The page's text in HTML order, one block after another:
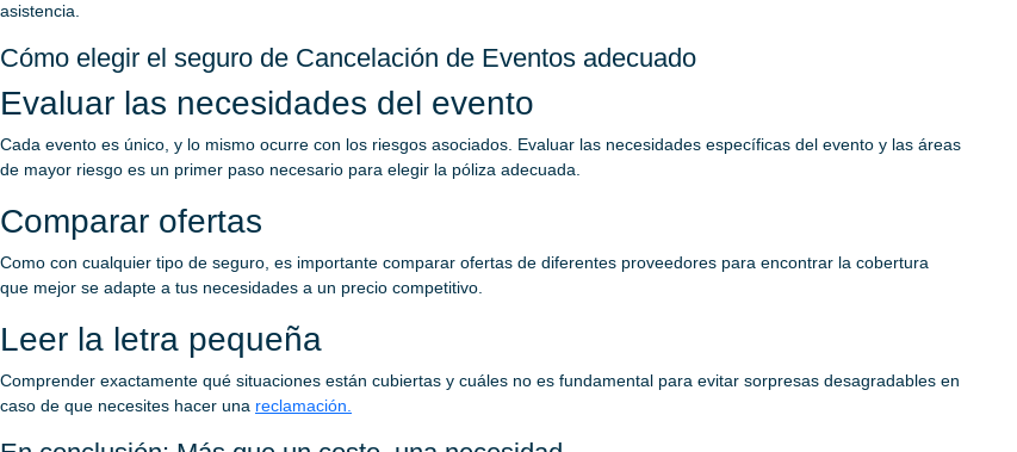
asistencia.
Cómo elegir el seguro de Cancelación de Eventos adecuado
Evaluar las necesidades del evento
Cada evento es único, y lo mismo ocurre con los riesgos asociados. Evaluar las necesidades específicas del evento y las áreas
de mayor riesgo es un primer paso necesario para elegir la póliza adecuada.
Comparar ofertas
Como con cualquier tipo de seguro, es importante comparar ofertas de diferentes proveedores para encontrar la cobertura
que mejor se adapte a tus necesidades a un precio competitivo.
Leer la letra pequeña
Comprender exactamente qué situaciones están cubiertas y cuáles no es fundamental para evitar sorpresas desagradables en
caso de que necesites hacer una reclamación.